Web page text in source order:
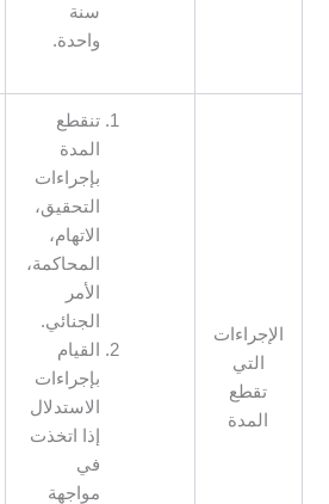
سنة
واحدة.
الإجراءات
التي
تقطع
المدة
تنقطع
المدة
بإجراءات
التحقيق،
الاتهام،
المحاكمة،
الأمر
الجنائي.
القيام
بإجراءات
الاستدلال
إذا اتخذت
في
مواجهة